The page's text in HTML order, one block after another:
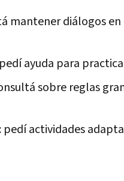
mantener diálogos en
pedí ayuda para
sobre reglas
: pedí actividades